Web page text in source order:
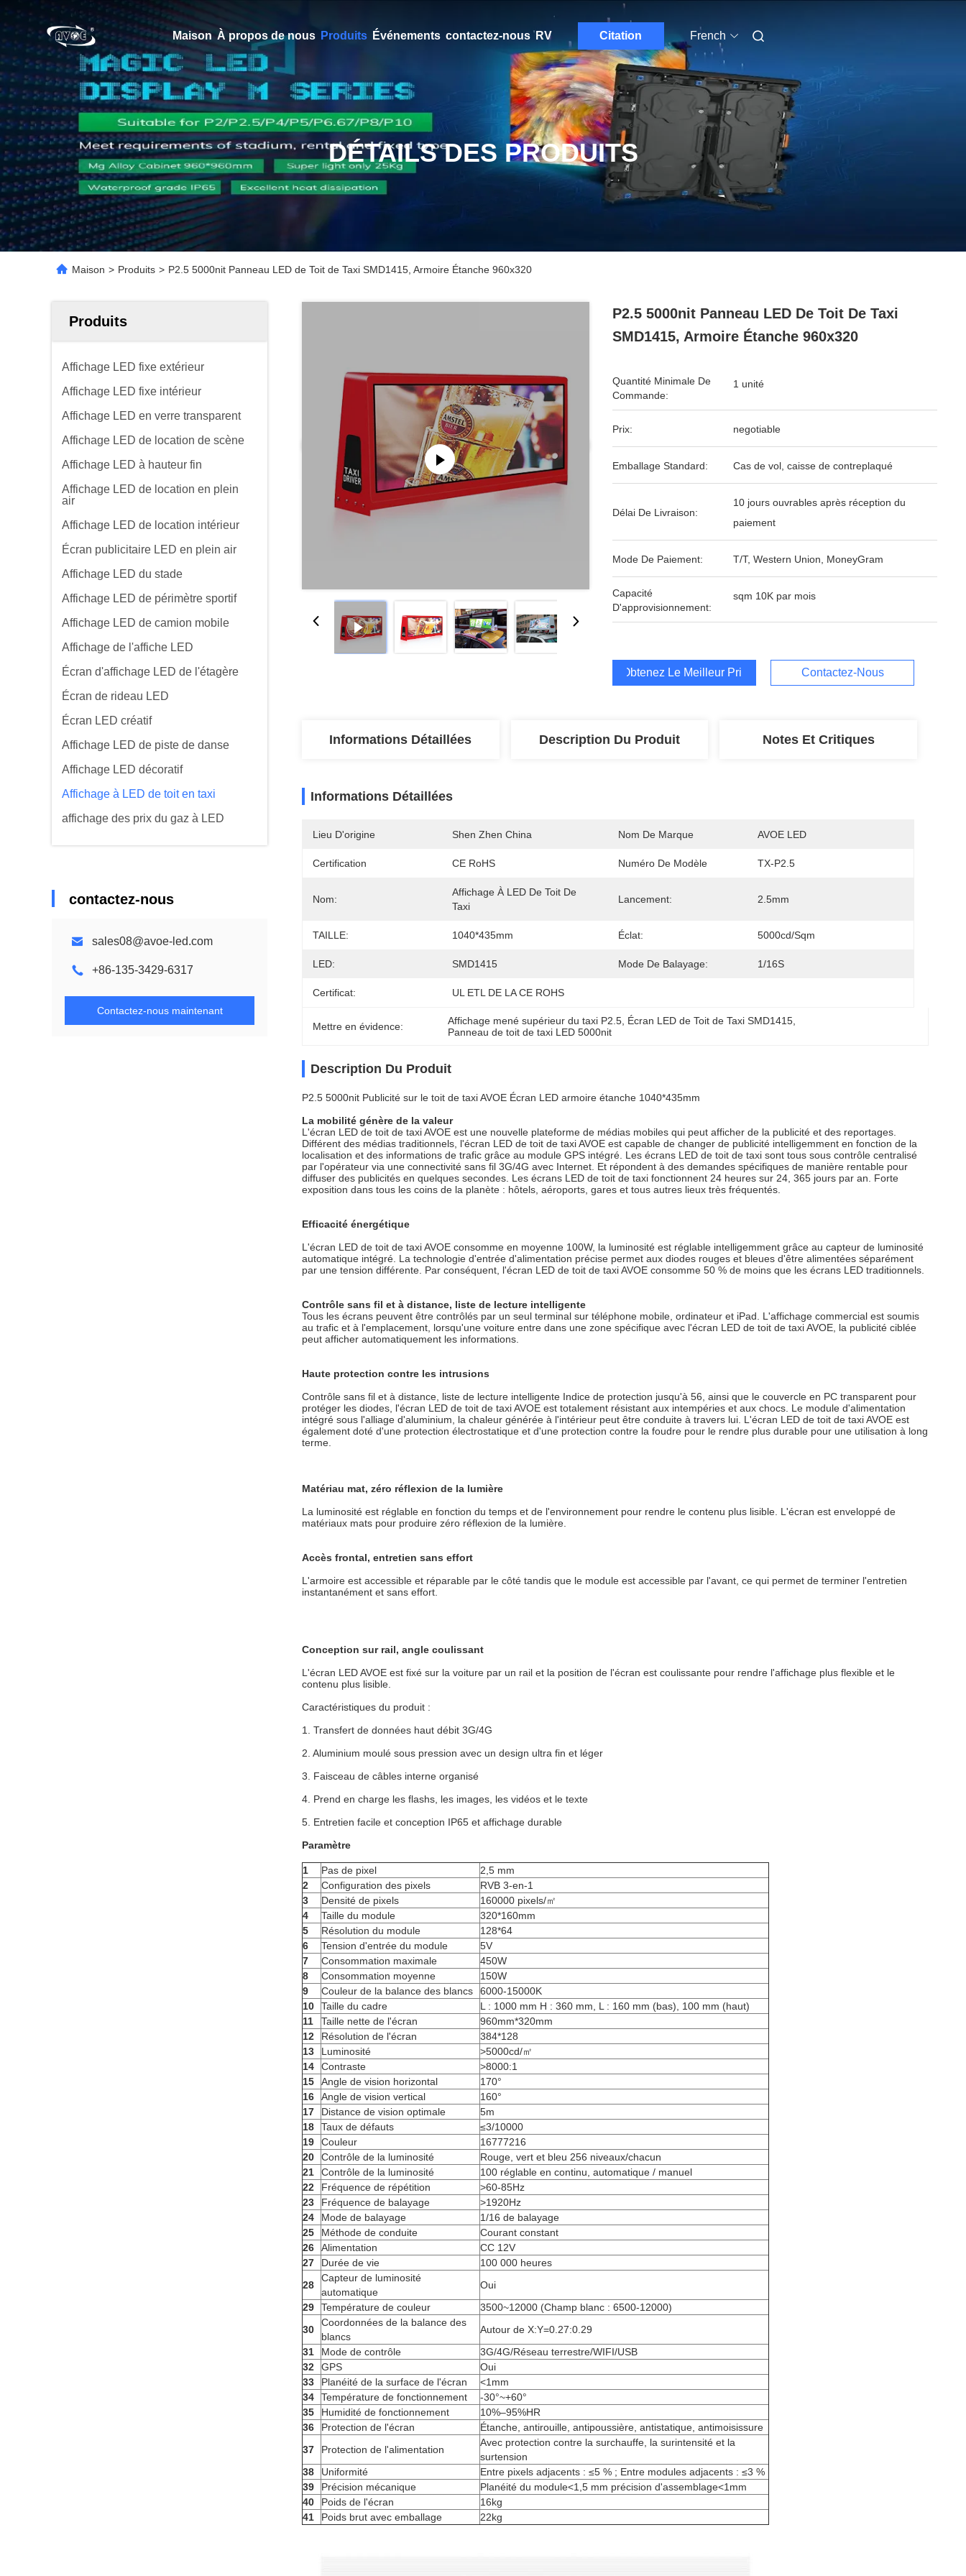
Maison À propos de nous Produits Événements contactez-nous RV Citation French
DÉTAILS DES PRODUITS
Maison > Produits > P2.5 5000nit Panneau LED de Toit de Taxi SMD1415, Armoire Étanche 960x320
Produits
Affichage LED fixe extérieur
Affichage LED fixe intérieur
Affichage LED en verre transparent
Affichage LED de location de scène
Affichage LED à hauteur fin
Affichage LED de location en plein
air
Affichage LED de location intérieur
Écran publicitaire LED en plein air
Affichage LED du stade
Affichage LED de périmètre sportif
Affichage LED de camion mobile
Affichage de l'affiche LED
Écran d'affichage LED de l'étagère
Écran de rideau LED
Écran LED créatif
Affichage LED de piste de danse
Affichage LED décoratif
Affichage à LED de toit en taxi
affichage des prix du gaz à LED
contactez-nous
sales08@avoe-led.com
+86-135-3429-6317
Contactez-nous maintenant
P2.5 5000nit Panneau LED De Toit De Taxi
SMD1415, Armoire Étanche 960x320
Quantité Minimale De
Commande:
1 unité
Prix: negotiable
Emballage Standard: Cas de vol, caisse de contreplaqué
Délai De Livraison:
10 jours ouvrables après réception du
paiement
Mode De Paiement: T/T, Western Union, MoneyGram
Capacité
D'approvisionnement:
sqm 10K par mois
Obtenez Le Meilleur Prix Contactez-Nous
Informations Détaillées Description Du Produit Notes Et Critiques
Informations Détaillées
Lieu D'origine Shen Zhen China Nom De Marque AVOE LED
Certification CE RoHS Numéro De Modèle TX-P2.5
Nom:
Affichage À LED De Toit De
Taxi
Lancement: 2.5mm
TAILLE: 1040*435mm Éclat: 5000cd/sqm
LED: SMD1415 Mode De Balayage: 1/16S
Certificat: UL ETL DE LA CE ROHS
Mettre en évidence: Affichage mené supérieur du taxi P2.5 Écran LED de Toit de Taxi SMD1415
Panneau de toit de taxi LED 5000nit
Description Du Produit
P2.5 5000nit Publicité sur le toit de taxi AVOE Écran LED armoire étanche 1040*435mm
La mobilité génère de la valeur
L'écran LED de toit de taxi AVOE est une nouvelle plateforme de médias mobiles qui peut afficher de la publicité et des reportages.
Différent des médias traditionnels, l'écran LED de toit de taxi AVOE est capable de changer de publicité intelligemment en fonction de la
localisation et des informations de trafic grâce au module GPS intégré. Les écrans LED de toit de taxi sont tous sous contrôle centralisé
par l'opérateur via une connectivité sans fil 3G/4G avec Internet. Et répondent à des demandes spécifiques de manière rentable pour
diffuser des publicités en quelques secondes. Les écrans LED de toit de taxi fonctionnent 24 heures sur 24, 365 jours par an. Forte
exposition dans tous les coins de la planète : hôtels, aéroports, gares et tous autres lieux très fréquentés.
Efficacité énergétique
L'écran LED de toit de taxi AVOE consomme en moyenne 100W, la luminosité est réglable intelligemment grâce au capteur de luminosité
automatique intégré. La technologie d'entrée d'alimentation précise permet aux diodes rouges et bleues d'être alimentées séparément
par une tension différente. Par conséquent, l'écran LED de toit de taxi AVOE consomme 50 % de moins que les écrans LED traditionnels.
Contrôle sans fil et à distance, liste de lecture intelligente
Tous les écrans peuvent être contrôlés par un seul terminal sur téléphone mobile, ordinateur et iPad. L'affichage commercial est soumis
au trafic et à l'emplacement, lorsqu'une voiture entre dans une zone spécifique avec l'écran LED de toit de taxi AVOE, la publicité ciblée
peut afficher automatiquement les informations.
Haute protection contre les intrusions
Contrôle sans fil et à distance, liste de lecture intelligente Indice de protection jusqu'à 56, ainsi que le couvercle en PC transparent pour
protéger les diodes, l'écran LED de toit de taxi AVOE est totalement résistant aux intempéries et aux chocs. Le module d'alimentation
intégré sous l'alliage d'aluminium, la chaleur générée à l'intérieur peut être conduite à travers lui. L'écran LED de toit de taxi AVOE est
également doté d'une protection électrostatique et d'une protection contre la foudre pour le rendre plus durable pour une utilisation à long
terme.
Matériau mat, zéro réflexion de la lumière
La luminosité est réglable en fonction du temps et de l'environnement pour rendre le contenu plus lisible. L'écran est enveloppé de
matériaux mats pour produire zéro réflexion de la lumière.
Accès frontal, entretien sans effort
L'armoire est accessible et réparable par le côté tandis que le module est accessible par l'avant, ce qui permet de terminer l'entretien
instantanément et sans effort.
Conception sur rail, angle coulissant
L'écran LED AVOE est fixé sur la voiture par un rail et la position de l'écran est coulissante pour rendre l'affichage plus flexible et le
contenu plus lisible.
Caractéristiques du produit :
1. Transfert de données haut débit 3G/4G
2. Aluminium moulé sous pression avec un design ultra fin et léger
3. Faisceau de câbles interne organisé
4. Prend en charge les flashs, les images, les vidéos et le texte
5. Entretien facile et conception IP65 et affichage durable
Paramètre
1 Pas de pixel
2,5 mm
2
Configuration des pixels
RVB 3-en-1
3
Densité de pixels
160000 pixels/㎡
4
Taille du module
320*160mm
5
Résolution du module
128*64
6
Tension d'entrée du module
5V
7
Consommation maximale
450W
8
Consommation moyenne
150W
9
Couleur de la balance des blancs
6000-15000K
10
Taille du cadre
L : 1000 mm H : 360 mm, L : 160 mm (bas), 100 mm (haut)
11
Taille nette de l'écran
960mm*320mm
12
Résolution de l'écran
384*128
13
Luminosité
>5000cd/㎡
14
Contraste
>8000:1
15
Angle de vision horizontal
170°
16
Angle de vision vertical
160°
17
Distance de vision optimale
5m
18
Taux de défauts
≤3/10000
19
Couleur
16777216
20
Contrôle de la luminosité
Rouge, vert et bleu 256 niveaux/chacun
21
Contrôle de la luminosité
100 réglable en continu, automatique / manuel
22
Fréquence de répétition
>60-85Hz
23
Fréquence de balayage
>1920Hz
24
Mode de balayage
1/16 de balayage
25
Méthode de conduite
Courant constant
26
Alimentation
CC 12V
27
Durée de vie
100 000 heures
28
Capteur de luminosité
automatique
Oui
29
Température de couleur
3500~12000 (Champ blanc : 6500-12000)
30
Coordonnées de la balance des
blancs
Autour de X:Y=0.27:0.29
31
Mode de contrôle
3G/4G/Réseau terrestre/WIFI/USB
32
GPS
Oui
33
Planéité de la surface de l'écran
<1mm
34
Température de fonctionnement
-30°~+60°
35
Humidité de fonctionnement
10%–95%HR
36
Protection de l'écran
Étanche, antirouille, antipoussière, antistatique, antimoisissure
37
Protection de l'alimentation
Avec protection contre la surchauffe, la surintensité et la
surtension
38
Uniformité
Entre pixels adjacents : ≤5 % ; Entre modules adjacents : ≤3 %
39
Précision mécanique
Planéité du module<1,5 mm précision d'assemblage<1mm
40
Poids de l'écran
16kg
41
Poids brut avec emballage 22kg